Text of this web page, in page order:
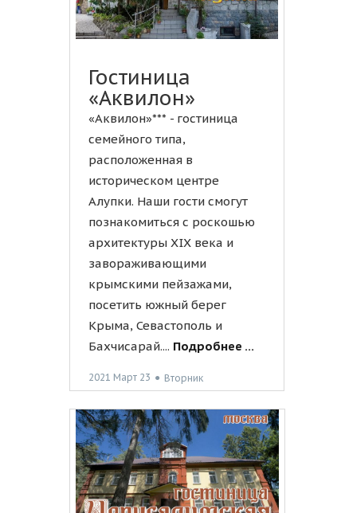
Гостиница
«Аквилон»
«Аквилон»*** - гостиница
семейного типа,
расположенная в
историческом центре
Алупки. Наши гости смогут
познакомиться с роскошью
архитектуры XIX века и
завораживающими
крымскими пейзажами,
посетить южный берег
Крыма, Севастополь и
Бахчисарай.... Подробнее ...
2021 Март 23 ● Вторник